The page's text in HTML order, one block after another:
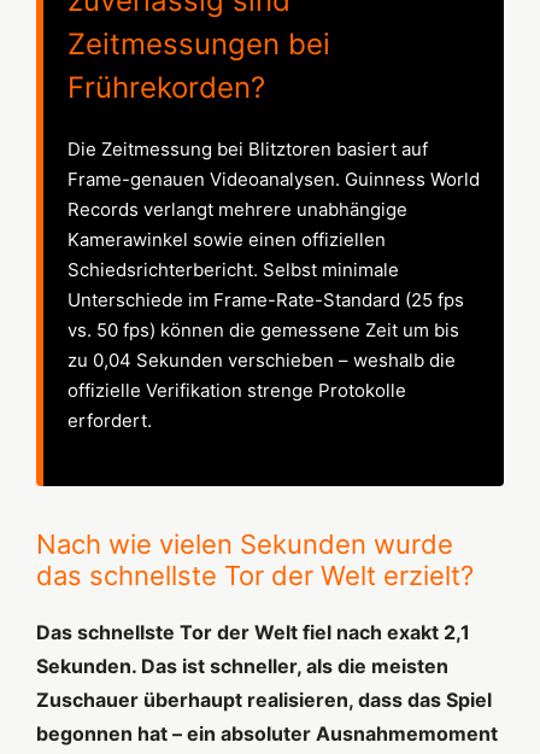
Zeitmessungen bei
Frührekorden?
Die Zeitmessung bei Blitztoren basiert auf
Frame-genauen Videoanalysen. Guinness World
Records verlangt mehrere unabhängige
Kamerawinkel sowie einen offiziellen
Schiedsrichterbericht. Selbst minimale
Unterschiede im Frame-Rate-Standard (25 fps
vs. 50 fps) können die gemessene Zeit um bis
zu 0,04 Sekunden verschieben – weshalb die
offizielle Verifikation strenge Protokolle
erfordert.
Nach wie vielen Sekunden wurde
das schnellste Tor der Welt erzielt?
Das schnellste Tor der Welt fiel nach exakt 2,1
Sekunden. Das ist schneller, als die meisten
Zuschauer überhaupt realisieren, dass das Spiel
begonnen hat – ein absoluter Ausnahmemoment